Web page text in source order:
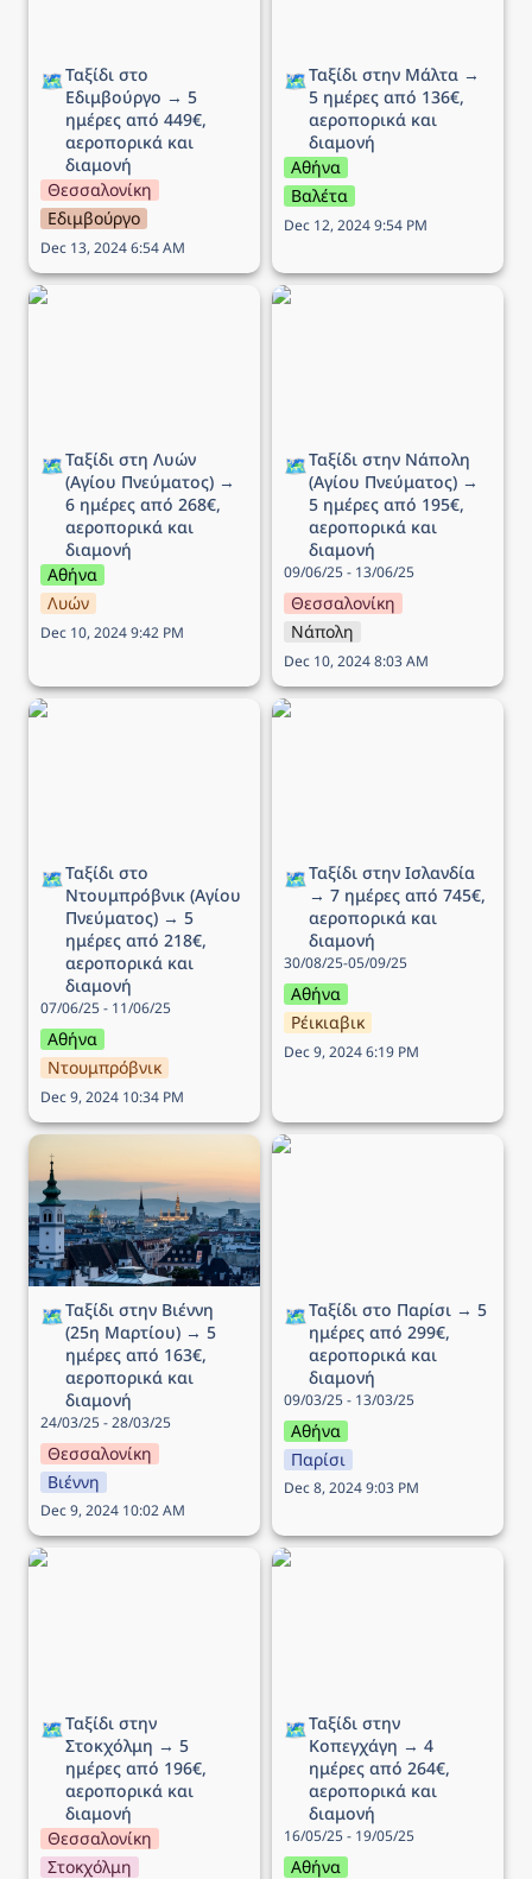
🗺️Ταξίδι στο
Εδιμβούργο → 5
ημέρες από 449€,
αεροπορικά και
διαμονή
Θεσσαλονίκη
Εδιμβούργο
Dec 13, 2024 6:54 AM
🗺️Ταξίδι στην Μάλτα →
5 ημέρες από 136€,
αεροπορικά και
διαμονή
Αθήνα
Βαλέτα
Dec 12, 2024 9:54 PM
Ταξίδι στη Λυών (Αγίου
🗺️Ταξίδι στη Λυών
(Αγίου Πνεύματος) →
6 ημέρες από 268€,
αεροπορικά και
διαμονή
Αθήνα
Λυών
Dec 10, 2024 9:42 PM
Ταξίδι στην Νάπολη
🗺️Ταξίδι στην Νάπολη
(Αγίου Πνεύματος) →
5 ημέρες από 195€,
αεροπορικά και
διαμονή
09/06/25 - 13/06/25
Θεσσαλονίκη
Νάπολη
Dec 10, 2024 8:03 AM
Ταξίδι στο Ντουμπρόβνικ
🗺️Ταξίδι στο
Ντουμπρόβνικ (Αγίου
Πνεύματος) → 5
ημέρες από 218€,
αεροπορικά και
διαμονή
07/06/25 - 11/06/25
Αθήνα
Ντουμπρόβνικ
Dec 9, 2024 10:34 PM
Ταξίδι στην Ισλανδία → 7
🗺️Ταξίδι στην Ισλανδία
→ 7 ημέρες από 745€,
αεροπορικά και
διαμονή
30/08/25-05/09/25
Αθήνα
Ρέικιαβικ
Dec 9, 2024 6:19 PM
Ταξίδι στην Βιέννη (25η
Μαρτίου) → 5 ημέρες
από 163€, αεροπορικά
και διαμονή
🗺️Ταξίδι στην Βιέννη
(25η Μαρτίου) → 5
ημέρες από 163€,
αεροπορικά και
διαμονή
24/03/25 - 28/03/25
Θεσσαλονίκη
Βιέννη
Dec 9, 2024 10:02 AM
Ταξίδι στο Παρίσι → 5
🗺️Ταξίδι στο Παρίσι → 5
ημέρες από 299€,
αεροπορικά και
διαμονή
09/03/25 - 13/03/25
Αθήνα
Παρίσι
Dec 8, 2024 9:03 PM
Ταξίδι στην Στοκχόλμη →
🗺️Ταξίδι στην
Στοκχόλμη → 5
ημέρες από 196€,
αεροπορικά και
διαμονή
Θεσσαλονίκη
Στοκχόλμη
Ταξίδι στην Κοπεγχάγη →
🗺️Ταξίδι στην
Κοπεγχάγη → 4
ημέρες από 264€,
αεροπορικά και
διαμονή
16/05/25 - 19/05/25
Αθήνα